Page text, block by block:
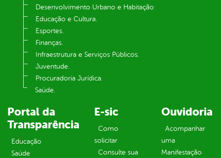
Desenvolvimento Urbano e Habitação
Educação e Cultura.
Esportes.
Finanças.
Infraestrutura e Serviços Públicos.
Juventude.
Procuradoria Jurídica.
Saúde.
Portal da
Transparência
Educação
Saúde
E-sic
Como
solicitar
Consulte sua
Ouvidoria
Acompanhar
uma
Manifestação